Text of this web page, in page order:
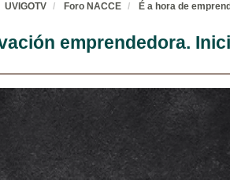
UVIGOTV Foro NACCE É a hora de
emprendedora.